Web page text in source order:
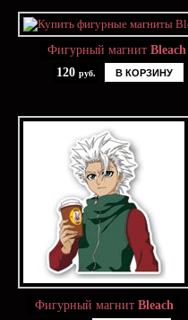
Фигурный магнит Bleach
120 руб. В КОРЗИНУ
Фигурный магнит Bleach